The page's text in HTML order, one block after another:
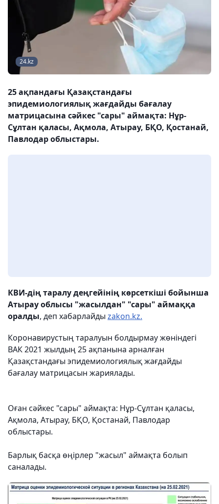
24.kz
25 ақпандағы Қазақстандағы
эпидемиологиялық жағдайды бағалау
матрицасына сәйкес "сары" аймақта: Нұр-
Сұлтан қаласы, Ақмола, Атырау, БҚО, Қостанай,
Павлодар облыстары.
КВИ-дің таралу деңгейінің көрсеткіші бойынша
Атырау облысы "жасылдан" "сары" аймаққа
оралды, деп хабарлайды zakon.kz.
Коронавирустың таралуын болдырмау жөніндегі
ВАК 2021 жылдың 25 ақпанына арналған
Қазақстандағы эпидемиологиялық жағдайды
бағалау матрицасын жариялады.
Оған сәйкес "сары" аймақта: Нұр-Сұлтан қаласы,
Ақмола, Атырау, БҚО, Қостанай, Павлодар
облыстары.
Барлық басқа өңірлер "жасыл" аймақта болып
саналады.